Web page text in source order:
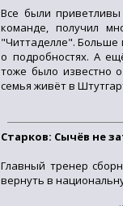
Все были
команде, получил
"Читтаделле". Больше
о подробностях. А
тоже было известно
семья живёт в
Старков: Сычёв не
Главный тренер
вернуть в